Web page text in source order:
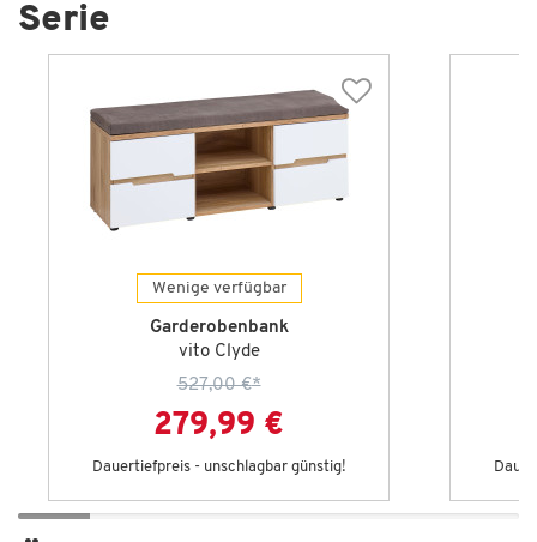
Serie
Wenige verfügbar
Garderobenbank
vito Clyde
527,00 €*
279,99 €
Dauertiefpreis - unschlagbar günstig!